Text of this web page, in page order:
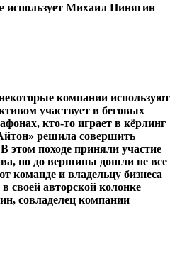
использует Михаил Пинягин
компании используют
участвует в беговых
кто-то играет в кёрлинг
решила совершить
этом походе приняли участие
но до вершины дошли не все
команде и владельцу бизнеса
своей авторской колонке
совладелец компании